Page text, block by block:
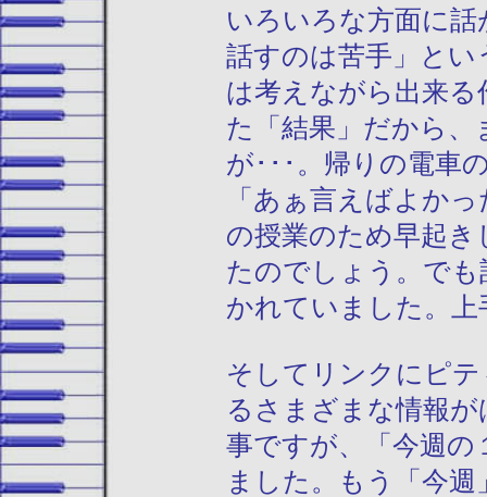
いろいろな方面に
話すのは苦手」と
は考えながら出来
た「結果」だから
が･･･。帰りの電車
「あぁ言えばよか
の授業のため早起
たのでしょう。で
かれていました。
そしてリンクにピ
るさまざまな情報
事ですが、「今週の
ました。もう「今